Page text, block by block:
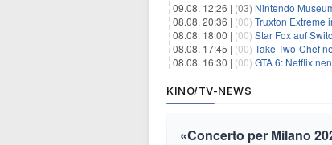
09.08. 12:26 | (03) Nintendo
08.08. 20:36 | (00) Truxton Extreme
08.08. 18:00 | (00) Star Fox auf
08.08. 17:45 | (00) Take-Two-Chef
08.08. 16:30 | (00) GTA 6: Netflix
KINO/TV-NEWS
«Concerto per Milano